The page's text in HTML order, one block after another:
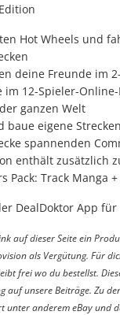
Hot Wheels und
deine Freunde im
im 12-Spieler-
ganzen Welt
baue eigene
spannenden
enthält zusätzlich
Pack: Track Manga +
DealDoktor App für
auf dieser Seite ein
als Vergütung. Für
frei wo du bestellst.
auf unsere Beiträge. Zu
unter anderem eBay und